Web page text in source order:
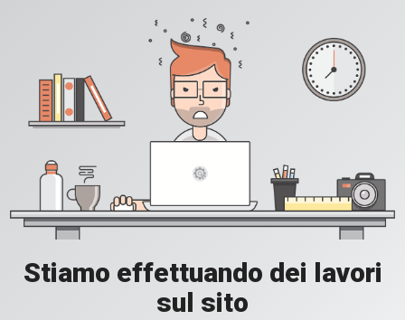
Stiamo effettuando dei lavori
sul sito